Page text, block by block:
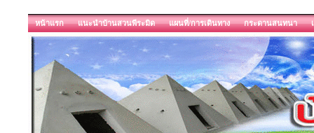
หน้าแรก แนะนำบ้านสวนพีระมิด แผนที่/การเดินทาง กระดานสนทนา